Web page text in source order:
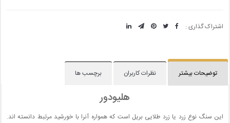
اشتراک گذاری :
توضیحات بیشتر نظرات کاربران برچسب ها
هلیودور
این سنگ نوع زرد یا زرد طلایی بریل است که همواره آنرا با خورشید مرتبط دانسته اند.